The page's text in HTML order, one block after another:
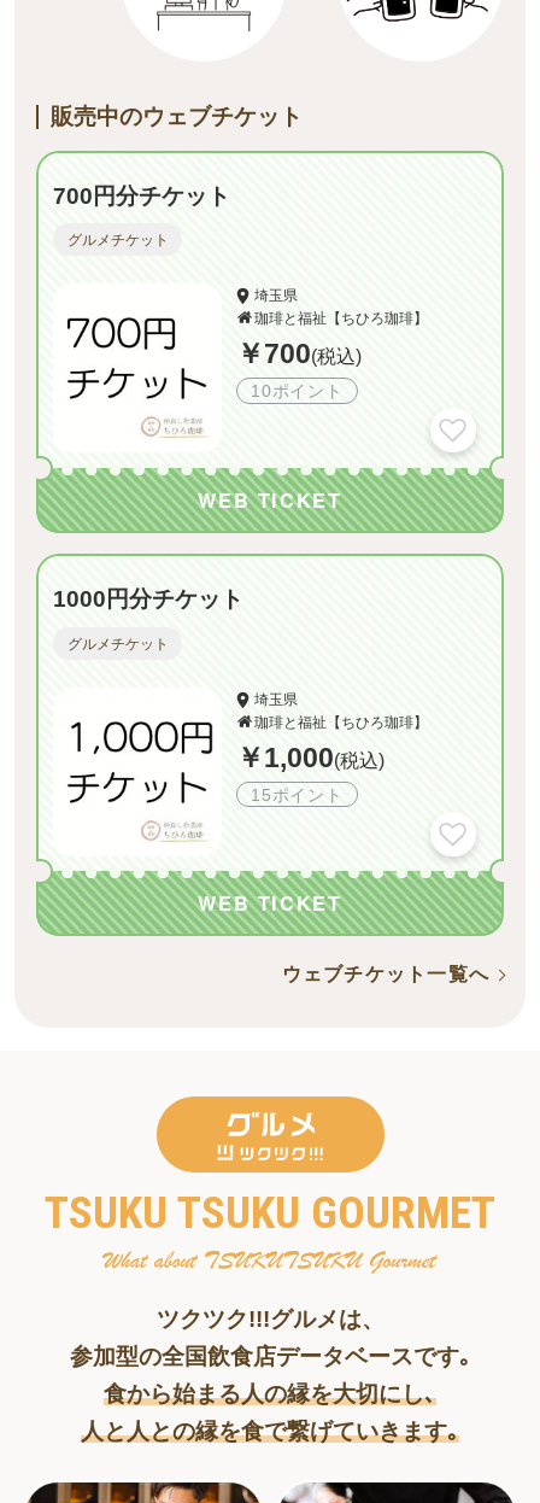
販売中のウェブチケット
ウェブチケット一覧へ
700円分チケット
グルメチケット
埼玉県
珈琲と福祉【ちひろ珈琲】
￥700(税込)
10ポイント
WEB TICKET
1000円分チケット
グルメチケット
埼玉県
珈琲と福祉【ちひろ珈琲】
￥1,000(税込)
15ポイント
WEB TICKET
TSUKU TSUKU GOURMET
ツクツク!!!グルメは、
参加型の全国飲食店データベースです｡
食から始まる人の縁を大切にし､
人と人との縁を食で繋げていきます｡